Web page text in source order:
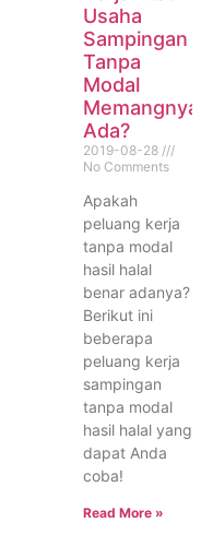
Usaha
Sampingan
Tanpa
Modal
Memangnya
Ada?
2019-08-28
No Comments
Apakah
peluang kerja
tanpa modal
hasil halal
benar adanya?
Berikut ini
beberapa
peluang kerja
sampingan
tanpa modal
hasil halal yang
dapat Anda
coba!
Read More »